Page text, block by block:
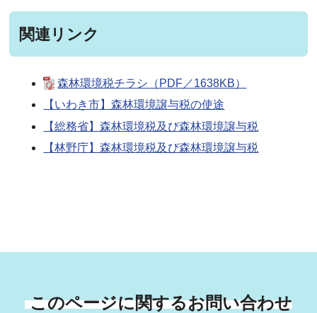
関連リンク
森林環境税チラシ（PDF／1638KB）
【いわき市】森林環境譲与税の使途
【総務省】森林環境税及び森林環境譲与税
【林野庁】森林環境税及び森林環境譲与税
このページに関するお問い合わせ